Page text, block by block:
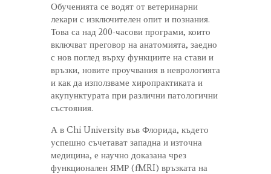
Обученията се водят от ветеринарни
лекари с изключителен опит и познания.
Това са над 200-часови програми, които
включват преговор на анатомията, заедно
с нов поглед върху функциите на стави и
връзки, новите проучвания в неврологията
и как да използваме хиропрактиката и
акупунктурата при различни патологични
състояния.
А в Chi University във Флорида, където
успешно съчетават западна и източна
медицина, е научно доказана чрез
функционален ЯМР (fMRI) връзката на